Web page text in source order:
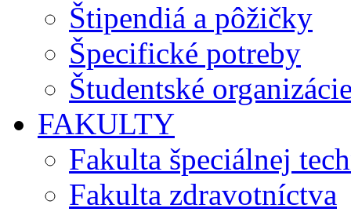
Štipendiá a pôžičky
Špecifické potreby
Študentské
FAKULTY
Fakulta špeciálnej
Fakulta zdravotníctva